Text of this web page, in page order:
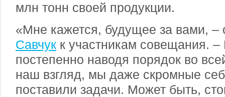
млн тонн своей продукции.
«Мне кажется, будущее за вами, –
Савчук к участникам совещания. –
постепенно наводя порядок во
наш взгляд, мы даже скромные
поставили задачи. Может быть,